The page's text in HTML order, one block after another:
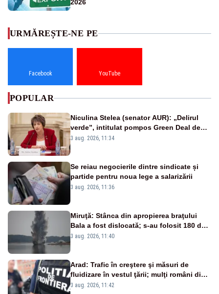
2026
URMĂREȘTE-NE PE
Facebook YouTube
POPULAR
Niculina Stelea (senator AUR): „Delirul
verde”, intitulat pompos Green Deal de
către Bruxelles, este în mare măsură
3 aug. 2026, 11:34
Se reiau negocierile dintre sindicate și
partide pentru noua lege a salarizării
3 aug. 2026, 11:36
Miruţă: Stânca din apropierea braţului
Bala a fost dislocată; s-au folosit 180 de
kilograme de explozibil
3 aug. 2026, 11:40
Arad: Trafic în creştere şi măsuri de
fluidizare în vestul ţării; mulţi români din
Europa vin în concedii
3 aug. 2026, 11:42